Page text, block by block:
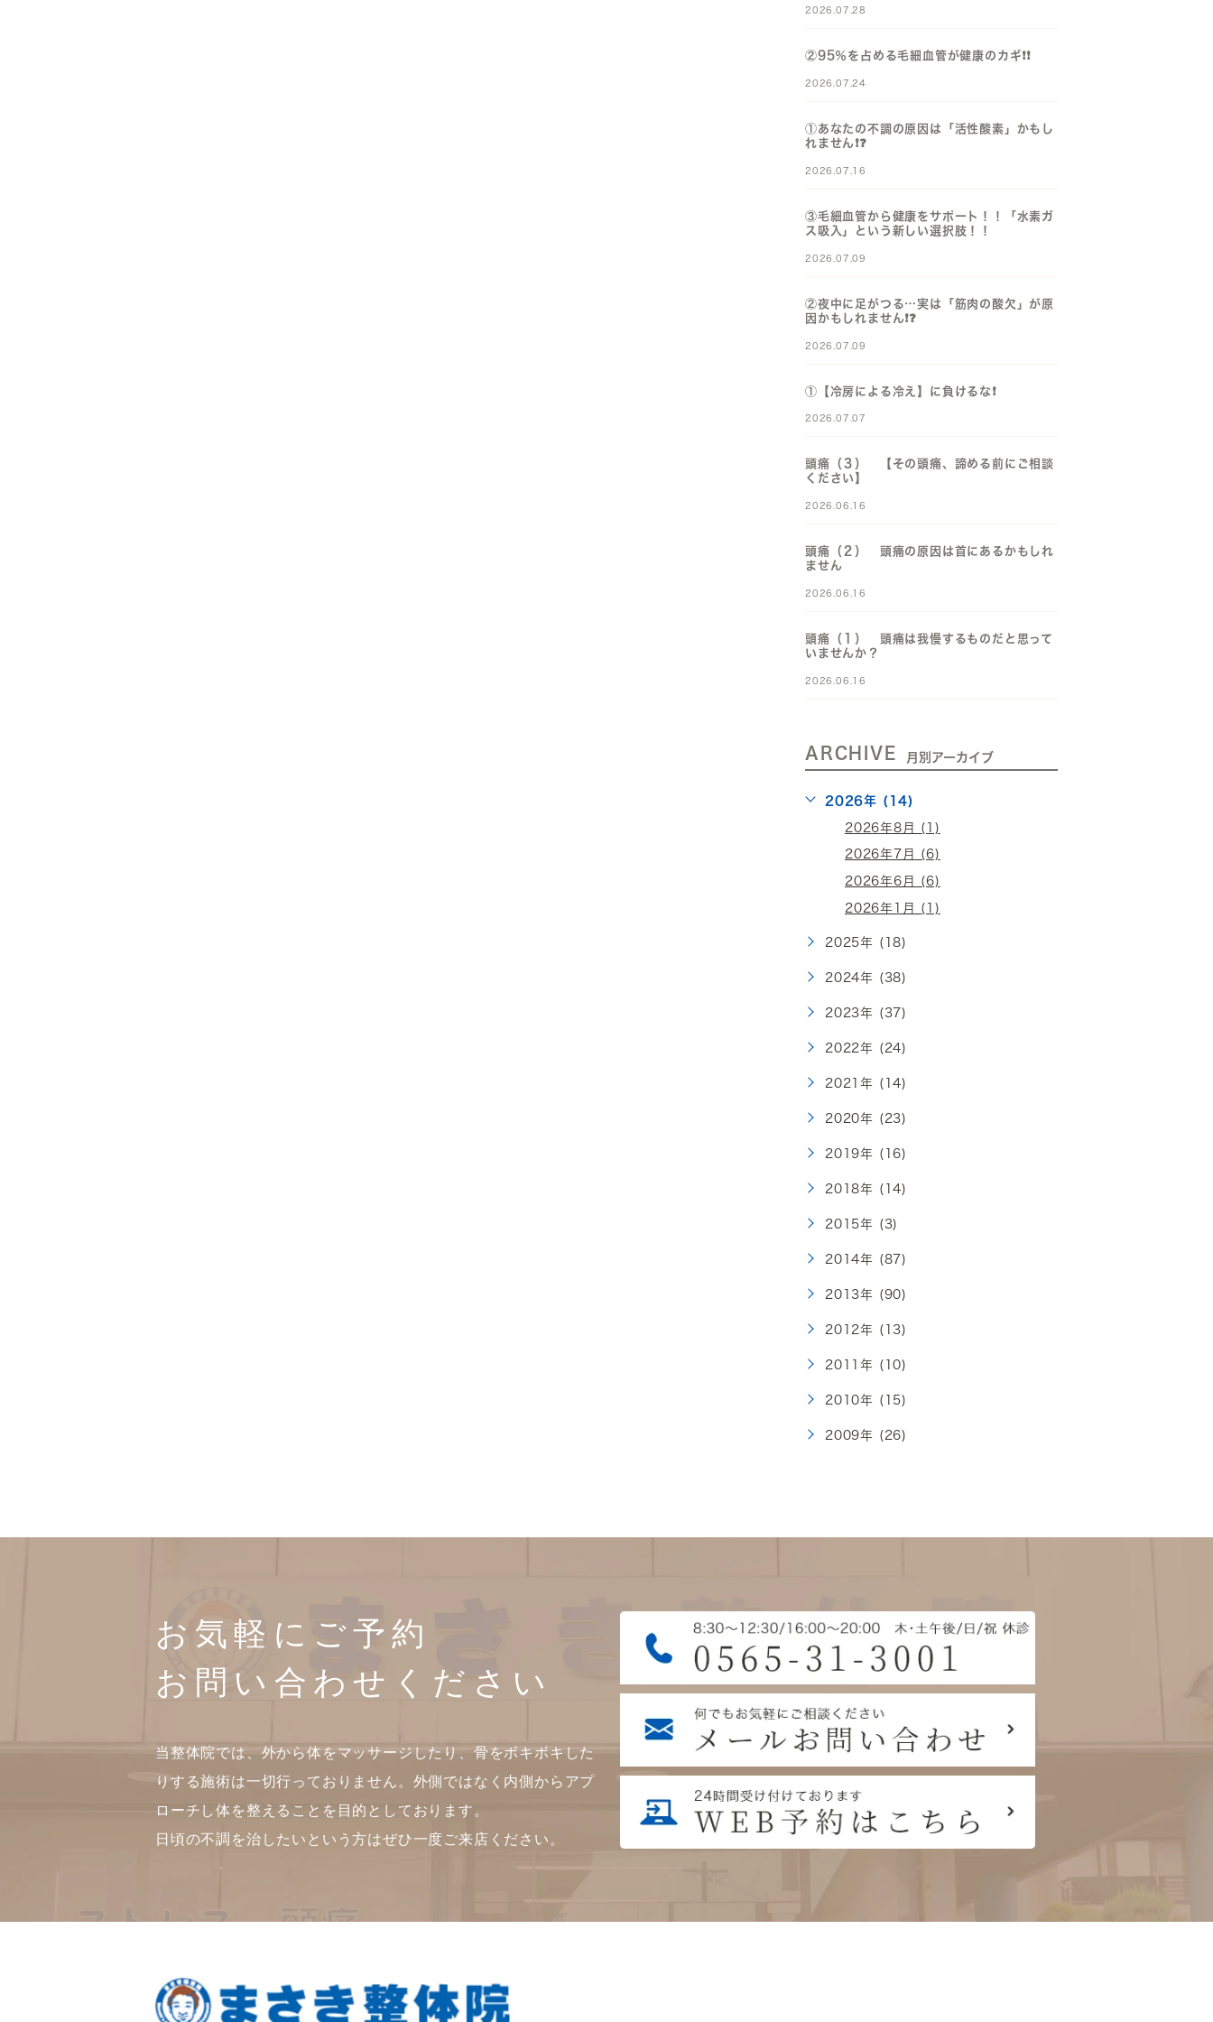
2026.07.28
②95％を占める毛細血管が健康のカギ❗️❗️
2026.07.24
①あなたの不調の原因は「活性酸素」かもし
れません❗️❓️
2026.07.16
③毛細血管から健康をサポート！！「水素ガ
ス吸入」という新しい選択肢！！
2026.07.09
②夜中に足がつる…実は「筋肉の酸欠」が原
因かもしれません❗️❓️
2026.07.09
①【冷房による冷え】に負けるな❗️
2026.07.07
頭痛（３） 【その頭痛、諦める前にご相談
ください】
2026.06.16
頭痛（２） 頭痛の原因は首にあるかもしれ
ません
2026.06.16
頭痛（１） 頭痛は我慢するものだと思って
いませんか？
2026.06.16
ARCHIVE 月別アーカイブ
2026年 (14)
2026年8月 (1)
2026年7月 (6)
2026年6月 (6)
2026年1月 (1)
2025年 (18)
2024年 (38)
2023年 (37)
2022年 (24)
2021年 (14)
2020年 (23)
2019年 (16)
2018年 (14)
2015年 (3)
2014年 (87)
2013年 (90)
2012年 (13)
2011年 (10)
2010年 (15)
2009年 (26)
お気軽にご予約
お問い合わせください
当整体院では、外から体をマッサージしたり、骨をボキボキした
りする施術は一切行っておりません。外側ではなく内側からアプ
ローチし体を整えることを目的としております。
日頃の不調を治したいという方はぜひ一度ご来店ください。